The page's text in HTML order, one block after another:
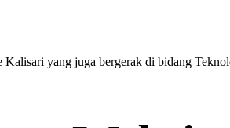
Kalisari yang juga bergerak di bidang